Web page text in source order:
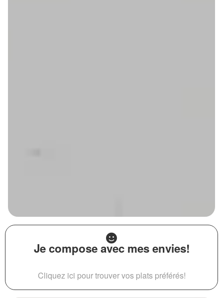
Je compose avec mes envies!
Cliquez ici pour trouver vos plats préférés!